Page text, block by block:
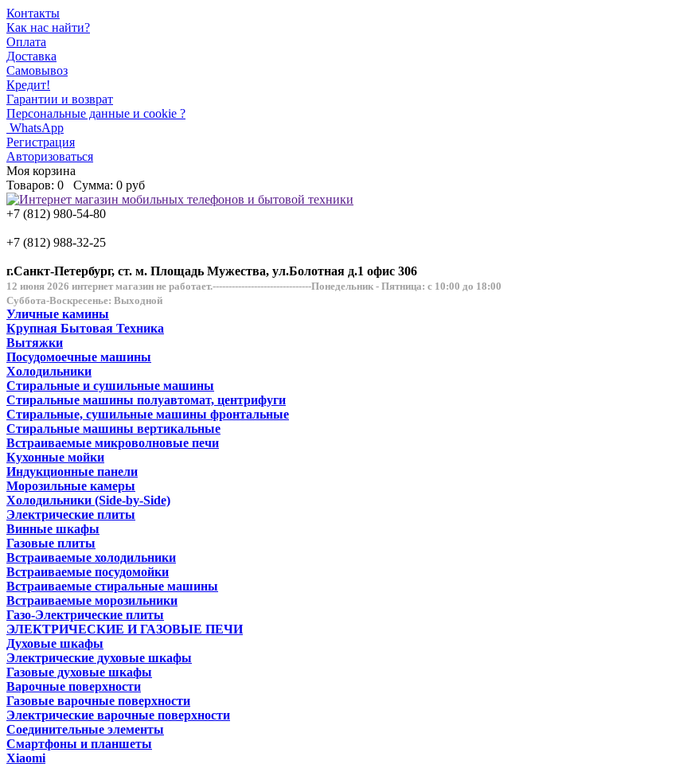
Контакты
Как нас найти?
Оплата
Доставка
Самовывоз
Кредит!
Гарантии и возврат
Персональные данные и cookie ?
WhatsApp
Регистрация
Авторизоваться
Моя корзина
Товаров: 0 Сумма: 0 руб
+7 (812) 980-54-80
+7 (812) 988-32-25
г.Санкт-Петербург, ст. м. Площадь Мужества, ул.Болотная д.1 офис 306
12 июня 2026 интернет магазин не работает.-------------------------------Понедельник - Пятница: с 10:00 до 18:00
Суббота-Воскресенье: Выходной
Уличные камины
Крупная Бытовая Техника
Вытяжки
Посудомоечные машины
Холодильники
Стиральные и сушильные машины
Стиральные машины полуавтомат, центрифуги
Стиральные, сушильные машины фронтальные
Стиральные машины вертикальные
Встраиваемые микроволновые печи
Кухонные мойки
Индукционные панели
Морозильные камеры
Холодильники (Side-by-Side)
Электрические плиты
Винные шкафы
Газовые плиты
Встраиваемые холодильники
Встраиваемые посудомойки
Встраиваемые стиральные машины
Встраиваемые морозильники
Газо-Электрические плиты
ЭЛЕКТРИЧЕСКИЕ И ГАЗОВЫЕ ПЕЧИ
Духовые шкафы
Электрические духовые шкафы
Газовые духовые шкафы
Варочные поверхности
Газовые варочные поверхности
Электрические варочные поверхности
Соединительные элементы
Смартфоны и планшеты
Xiaomi